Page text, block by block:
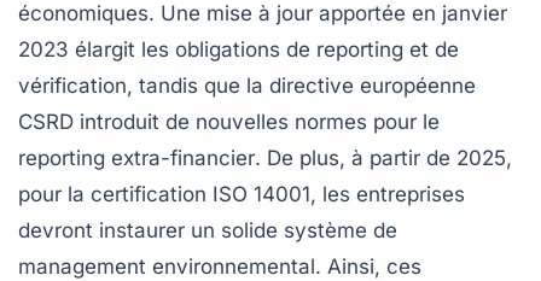
économiques. Une mise à jour apportée en janvier
2023 élargit les obligations de reporting et de
vérification, tandis que la directive européenne
CSRD introduit de nouvelles normes pour le
reporting extra-financier. De plus, à partir de 2025,
pour la certification ISO 14001, les entreprises
devront instaurer un solide système de
management environnemental. Ainsi, ces